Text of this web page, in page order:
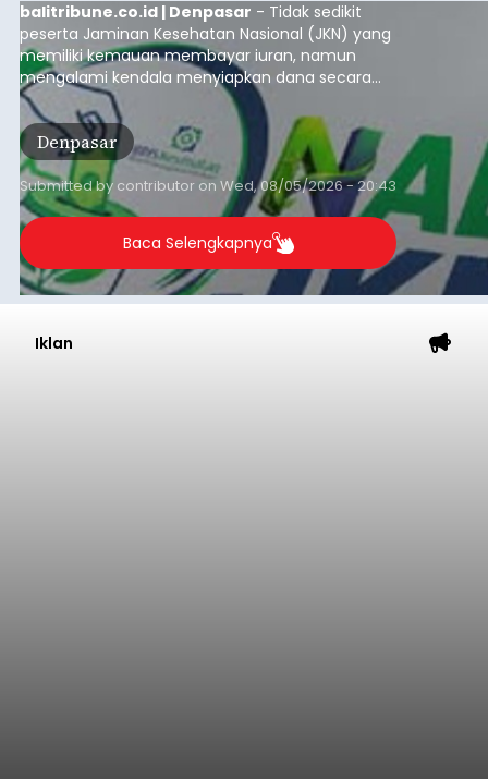
balitribune.co.id | Denpasar - Tidak sedikit
peserta Jaminan Kesehatan Nasional (JKN) yang
memiliki kemauan membayar iuran, namun
mengalami kendala menyiapkan dana secara
penuh saat jatuh tempo pembayaran iuran.
Kondisi ini terutama dialami oleh peserta
segmen Pekerja Bukan Penerima Upah (PBPU)
yang memiliki penghasilan tidak tetap.
Denpasar
Submitted by contributor on Wed, 08/05/2026 - 20:43
Baca Selengkapnya
Iklan